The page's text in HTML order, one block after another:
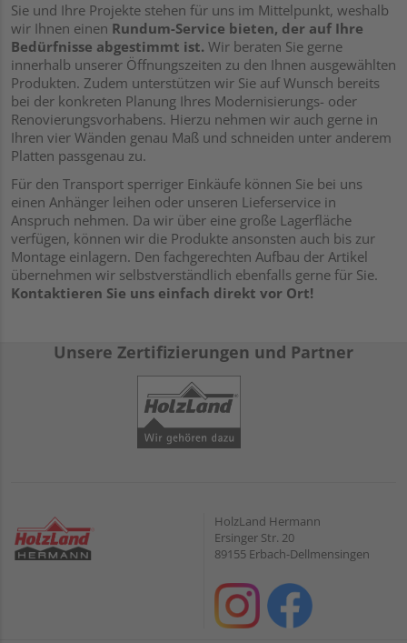
Sie und Ihre Projekte stehen für uns im Mittelpunkt, weshalb
wir Ihnen einen Rundum-Service bieten, der auf Ihre
Bedürfnisse abgestimmt ist. Wir beraten Sie gerne
innerhalb unserer Öffnungszeiten zu den Ihnen ausgewählten
Produkten. Zudem unterstützen wir Sie auf Wunsch bereits
bei der konkreten Planung Ihres Modernisierungs- oder
Renovierungsvorhabens. Hierzu nehmen wir auch gerne in
Ihren vier Wänden genau Maß und schneiden unter anderem
Platten passgenau zu.
Für den Transport sperriger Einkäufe können Sie bei uns
einen Anhänger leihen oder unseren Lieferservice in
Anspruch nehmen. Da wir über eine große Lagerfläche
verfügen, können wir die Produkte ansonsten auch bis zur
Montage einlagern. Den fachgerechten Aufbau der Artikel
übernehmen wir selbstverständlich ebenfalls gerne für Sie.
Kontaktieren Sie uns einfach direkt vor Ort!
Unsere Zertifizierungen und Partner
HolzLand Hermann
Ersinger Str. 20
89155 Erbach-Dellmensingen